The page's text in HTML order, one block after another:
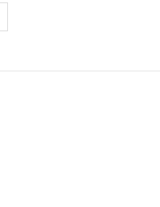
produkt
wiele